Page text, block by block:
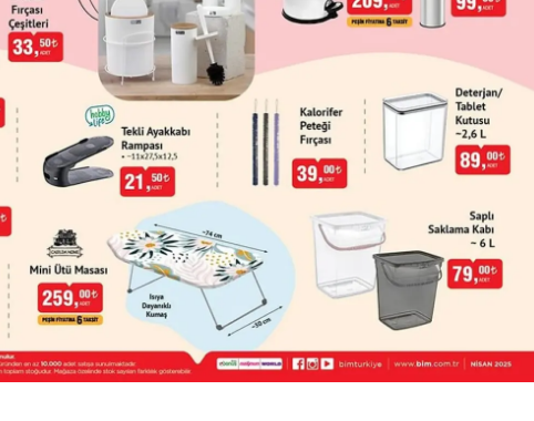
Aksaray
Bayburt
Karaman
Kırıkkale
Batman
Şırnak
Bartın
Ardahan